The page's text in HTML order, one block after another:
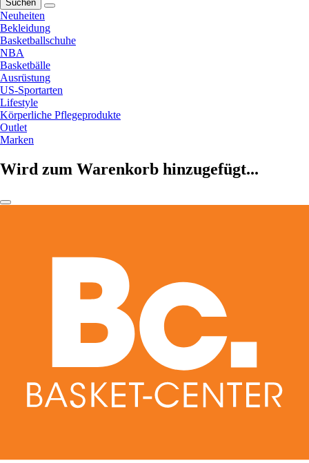
Suchen
Neuheiten
Bekleidung
Basketballschuhe
NBA
Basketbälle
Ausrüstung
US-Sportarten
Lifestyle
Körperliche Pflegeprodukte
Outlet
Marken
Wird zum Warenkorb hinzugefügt...